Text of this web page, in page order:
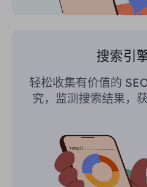
搜索引
轻松收集有价值的
究，监测搜索结果，